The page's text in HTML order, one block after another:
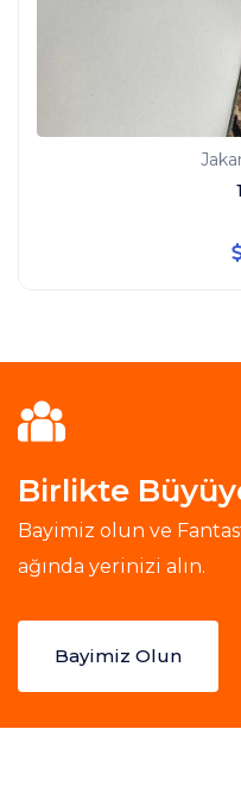
Birlikte
Bayimiz olun ve
ağında yerinizi alın.
Bayimiz Olun